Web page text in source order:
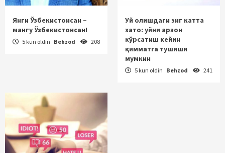
Янги Ўзбекистонсан –
мангу Ўзбекистонсан!
5 kun oldin Behzod 208
Уй олишдаги энг катта
хато: уйни арзон
кўрсатиш кейин
қимматга тушиши
мумкин
5 kun oldin Behzod 241